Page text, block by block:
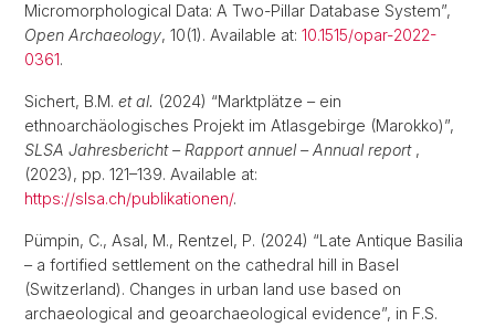
Micromorphological Data: A Two-Pillar Database System”,
Open Archaeology, 10(1). Available at: 10.1515/opar-2022-
0361.
Sichert, B.M. et al. (2024) “Marktplätze – ein
ethnoarchäologisches Projekt im Atlasgebirge (Marokko)”,
SLSA Jahresbericht – Rapport annuel – Annual report ,
(2023), pp. 121–139. Available at:
https://slsa.ch/publikationen/.
Pümpin, C., Asal, M., Rentzel, P. (2024) “Late Antique Basilia
– a fortified settlement on the cathedral hill in Basel
(Switzerland). Changes in urban land use based on
archaeological and geoarchaeological evidence”, in F.S.